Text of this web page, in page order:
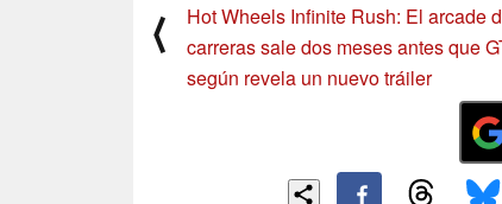
⟨
Hot Wheels Infinite Rush: El arcade
carreras sale dos meses antes que
según revela un nuevo tráiler